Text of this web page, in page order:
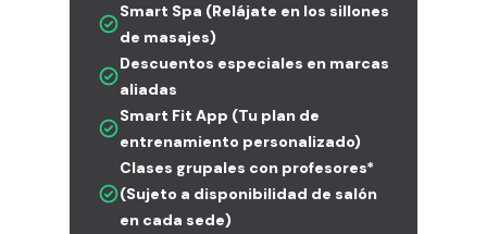
Smart Spa (Relájate en los sillones
de masajes)
Descuentos especiales en marcas
aliadas
Smart Fit App (Tu plan de
entrenamiento personalizado)
Clases grupales con profesores*
(Sujeto a disponibilidad de salón
en cada sede)